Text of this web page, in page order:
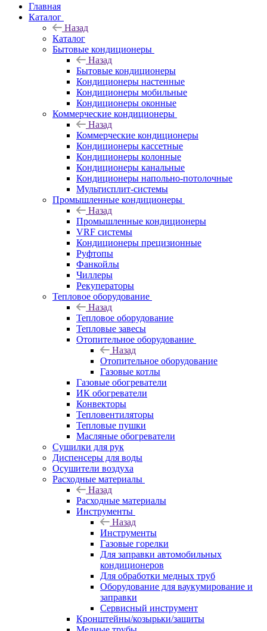
Главная
Каталог
Назад
Каталог
Бытовые кондиционеры
Назад
Бытовые кондиционеры
Кондиционеры настенные
Кондиционеры мобильные
Кондиционеры оконные
Коммерческие кондиционеры
Назад
Коммерческие кондиционеры
Кондиционеры кассетные
Кондиционеры колонные
Кондиционеры канальные
Кондиционеры напольно-потолочные
Мультисплит-системы
Промышленные кондиционеры
Назад
Промышленные кондиционеры
VRF системы
Кондиционеры прецизионные
Руфтопы
Фанкойлы
Чиллеры
Рекуператоры
Тепловое оборудование
Назад
Тепловое оборудование
Тепловые завесы
Отопительное оборудование
Назад
Отопительное оборудование
Газовые котлы
Газовые обогреватели
ИК обогреватели
Конвекторы
Тепловентиляторы
Тепловые пушки
Масляные обогреватели
Сушилки для рук
Диспенсеры для воды
Осушители воздуха
Расходные материалы
Назад
Расходные материалы
Инструменты
Назад
Инструменты
Газовые горелки
Для заправки автомобильных
кондиционеров
Для обработки медных труб
Оборудование для ваукумирование и
заправки
Сервисный инструмент
Кронштейны/козырьки/защиты